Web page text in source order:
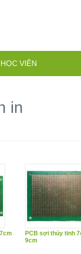
VIÊN
in
PCB sợi thủy tinh
9cm